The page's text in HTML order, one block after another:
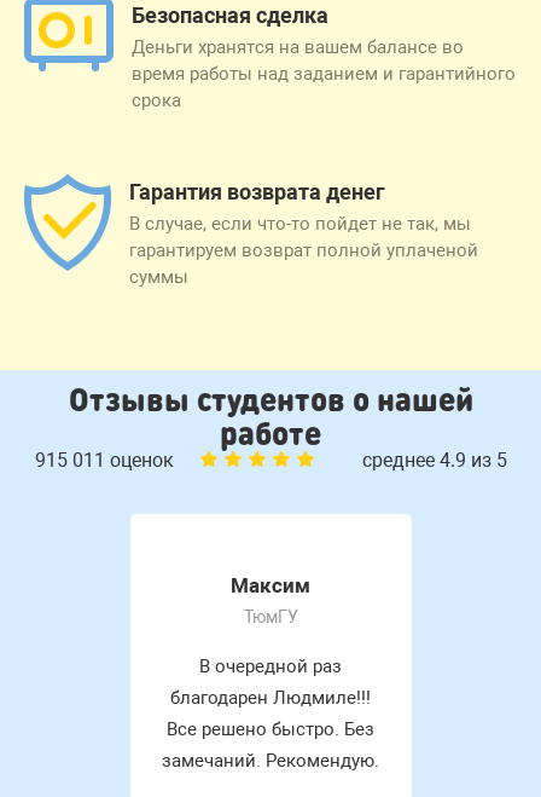
Безопасная сделка
Деньги хранятся на вашем балансе во
время работы над заданием и гарантийного
срока
Гарантия возврата денег
В случае, если что-то пойдет не так, мы
гарантируем возврат полной уплаченой
суммы
Отзывы студентов о нашей
работе
915 011 оценок среднее 4.9 из 5
Максим
ТюмГУ
В очередной раз
благодарен Людмиле!!!
Все решено быстро. Без
замечаний. Рекомендую.